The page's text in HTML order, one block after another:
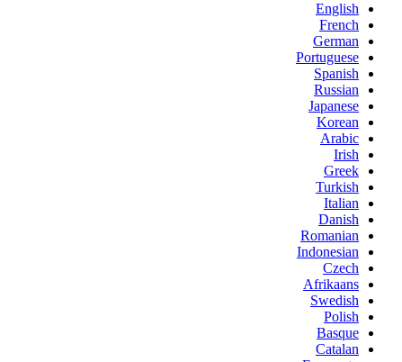
English
French
German
Portuguese
Spanish
Russian
Japanese
Korean
Arabic
Irish
Greek
Turkish
Italian
Danish
Romanian
Indonesian
Czech
Afrikaans
Swedish
Polish
Basque
Catalan